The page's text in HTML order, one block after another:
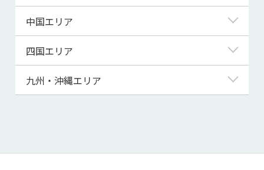
秋田県
山形県
千葉県
茨城県
群馬県
福井県
山梨県
長野県
静岡県
三重県
滋賀県
京都府
大阪府
兵庫県
和歌山県
中国エリア
鳥取県
島根県
山口県
四国エリア
徳島県
高知県
九州・沖縄エリア